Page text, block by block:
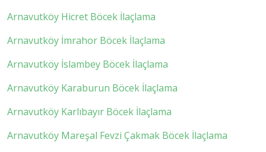
Arnavutköy Hicret Böcek İlaçlama
Arnavutköy İmrahor Böcek İlaçlama
Arnavutköy İslambey Böcek İlaçlama
Arnavutköy Karaburun Böcek İlaçlama
Arnavutköy Karlıbayır Böcek İlaçlama
Arnavutköy Mareşal Fevzi Çakmak Böcek İlaçlama